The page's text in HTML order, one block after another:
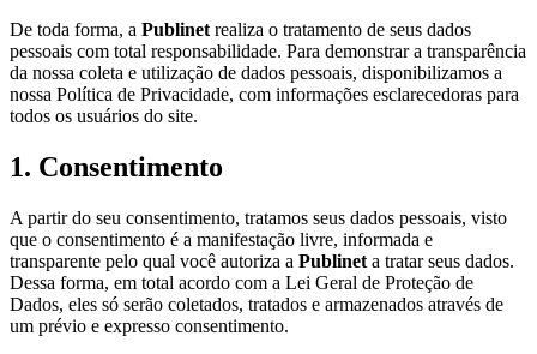
De toda forma, a Publinet realiza o tratamento de seus dados
pessoais com total responsabilidade. Para demonstrar a transparência
da nossa coleta e utilização de dados pessoais, disponibilizamos a
nossa Política de Privacidade, com informações esclarecedoras para
todos os usuários do site.
1. Consentimento
A partir do seu consentimento, tratamos seus dados pessoais, visto
que o consentimento é a manifestação livre, informada e
transparente pelo qual você autoriza a Publinet a tratar seus dados.
Dessa forma, em total acordo com a Lei Geral de Proteção de
Dados, eles só serão coletados, tratados e armazenados através de
um prévio e expresso consentimento.